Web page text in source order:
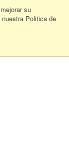
su
Politica de